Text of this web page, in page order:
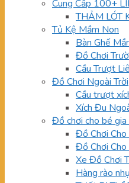
Cung Cấp 100+
THẢM LÓT
Tủ Kệ Mầm Non
Bàn Ghế
Đồ Chơi
Cầu Trượt
Đồ Chơi Ngoài Trời
Cầu trượt
Xích Đu
Đồ chơi cho bé gia
Đồ Chơi Cho
Đồ Chơi Cho
Xe Đồ Chơi
Hàng rào